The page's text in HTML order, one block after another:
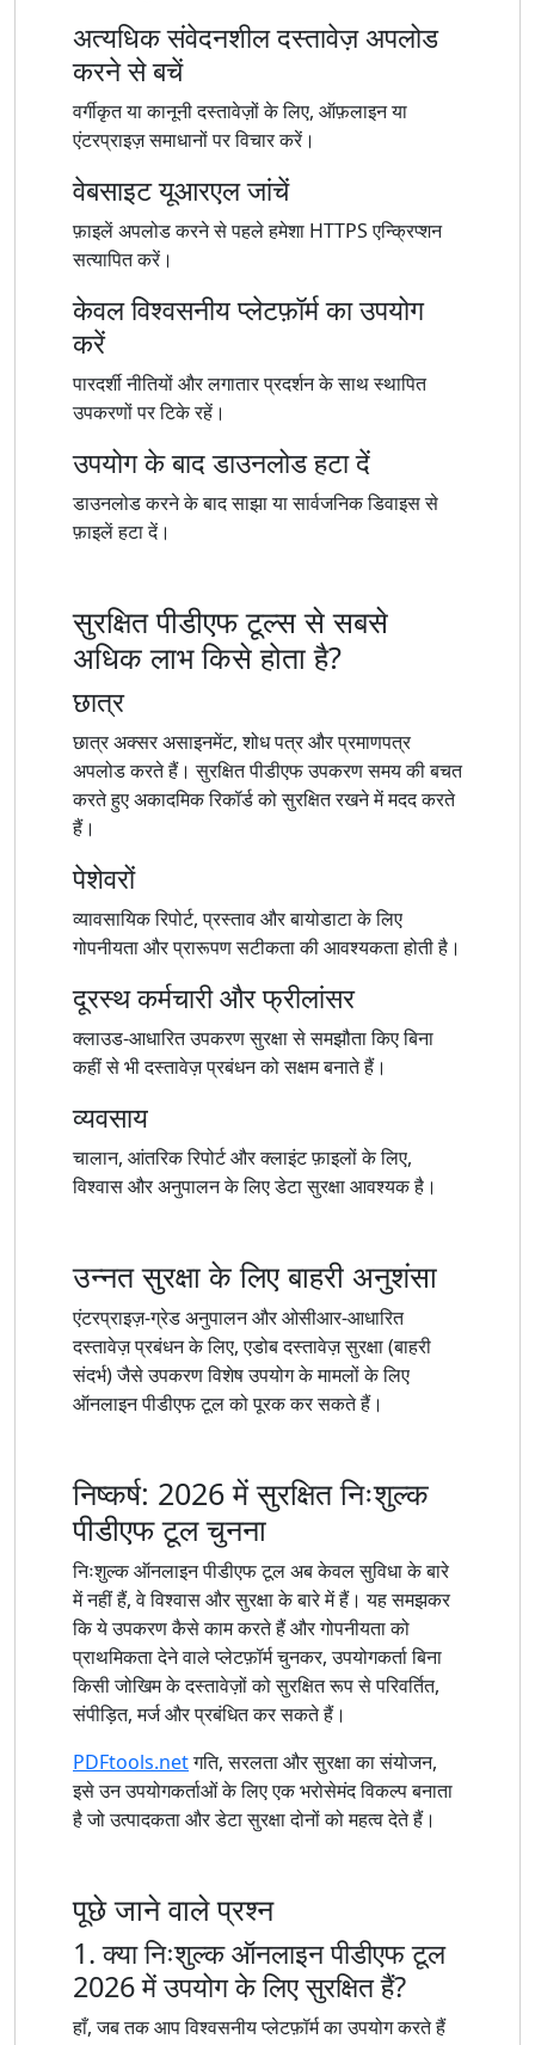
अत्यधिक संवेदनशील दस्तावेज़ अपलोड
करने से बचें
वर्गीकृत या कानूनी दस्तावेज़ों के लिए, ऑफ़लाइन या
एंटरप्राइज़ समाधानों पर विचार करें।
वेबसाइट यूआरएल जांचें
फ़ाइलें अपलोड करने से पहले हमेशा HTTPS एन्क्रिप्शन
सत्यापित करें।
केवल विश्वसनीय प्लेटफ़ॉर्म का उपयोग
करें
पारदर्शी नीतियों और लगातार प्रदर्शन के साथ स्थापित
उपकरणों पर टिके रहें।
उपयोग के बाद डाउनलोड हटा दें
डाउनलोड करने के बाद साझा या सार्वजनिक डिवाइस से
फ़ाइलें हटा दें।
सुरक्षित पीडीएफ टूल्स से सबसे
अधिक लाभ किसे होता है?
छात्र
छात्र अक्सर असाइनमेंट, शोध पत्र और प्रमाणपत्र
अपलोड करते हैं। सुरक्षित पीडीएफ उपकरण समय की बचत
करते हुए अकादमिक रिकॉर्ड को सुरक्षित रखने में मदद करते
हैं।
पेशेवरों
व्यावसायिक रिपोर्ट, प्रस्ताव और बायोडाटा के लिए
गोपनीयता और प्रारूपण सटीकता की आवश्यकता होती है।
दूरस्थ कर्मचारी और फ्रीलांसर
क्लाउड-आधारित उपकरण सुरक्षा से समझौता किए बिना
कहीं से भी दस्तावेज़ प्रबंधन को सक्षम बनाते हैं।
व्यवसाय
चालान, आंतरिक रिपोर्ट और क्लाइंट फ़ाइलों के लिए,
विश्वास और अनुपालन के लिए डेटा सुरक्षा आवश्यक है।
उन्नत सुरक्षा के लिए बाहरी अनुशंसा
एंटरप्राइज़-ग्रेड अनुपालन और ओसीआर-आधारित
दस्तावेज़ प्रबंधन के लिए, एडोब दस्तावेज़ सुरक्षा (बाहरी
संदर्भ) जैसे उपकरण विशेष उपयोग के मामलों के लिए
ऑनलाइन पीडीएफ टूल को पूरक कर सकते हैं।
निष्कर्ष: 2026 में सुरक्षित निःशुल्क
पीडीएफ टूल चुनना
निःशुल्क ऑनलाइन पीडीएफ टूल अब केवल सुविधा के बारे
में नहीं हैं, वे विश्वास और सुरक्षा के बारे में हैं। यह समझकर
कि ये उपकरण कैसे काम करते हैं और गोपनीयता को
प्राथमिकता देने वाले प्लेटफ़ॉर्म चुनकर, उपयोगकर्ता बिना
किसी जोखिम के दस्तावेज़ों को सुरक्षित रूप से परिवर्तित,
संपीड़ित, मर्ज और प्रबंधित कर सकते हैं।
PDFtools.netगति, सरलता और सुरक्षा का संयोजन,
इसे उन उपयोगकर्ताओं के लिए एक भरोसेमंद विकल्प बनाता
है जो उत्पादकता और डेटा सुरक्षा दोनों को महत्व देते हैं।
पूछे जाने वाले प्रश्न
1. क्या निःशुल्क ऑनलाइन पीडीएफ टूल
2026 में उपयोग के लिए सुरक्षित हैं?
हाँ, जब तक आप विश्वसनीय प्लेटफ़ॉर्म का उपयोग करते हैं